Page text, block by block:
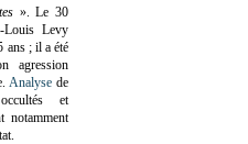
». Le 30
Louis Levy
ans ; il a été
agression
Analysede
occultés et
notamment